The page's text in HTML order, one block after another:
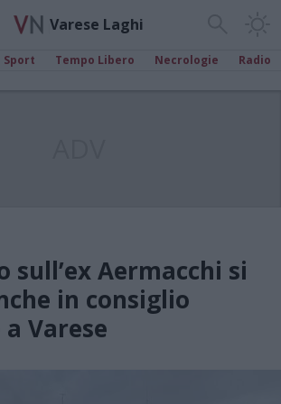
Varese Laghi
Sport Tempo Libero Necrologie Radio
Aermacchi si
in consiglio
Varese